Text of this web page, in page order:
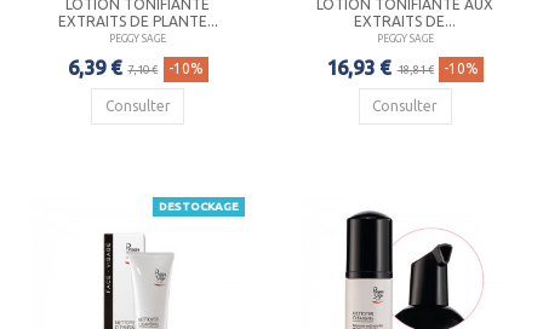
LOTION TONIFIANTE
EXTRAITS DE PLANTE...
PEGGY SAGE
6,39 € 7,10 € -10%
Consulter
LOTION TONIFIANTE AUX
EXTRAITS DE...
PEGGY SAGE
16,93 € 18,81 € -10%
Consulter
DESTOCKAGE